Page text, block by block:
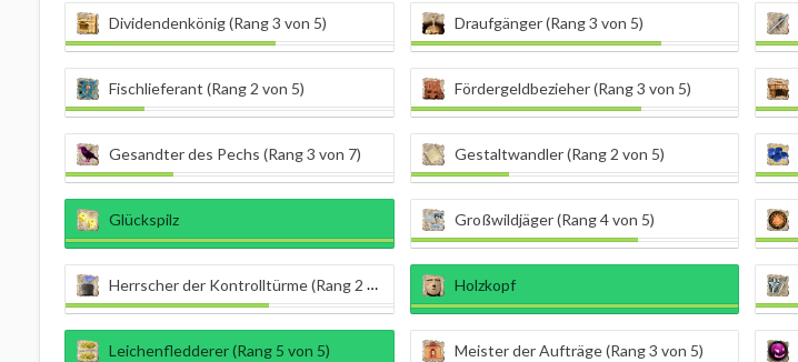
Dividendenkönig (Rang 3 von 5) Draufgänger (Rang 3 von 5)
Fischlieferant (Rang 2 von 5) Fördergeldbezieher (Rang 3 von 5)
Gesandter des Pechs (Rang 3 von 7) Gestaltwandler (Rang 2 von 5)
Glückspilz Großwildjäger (Rang 4 von 5)
Herrscher der Kontrolltürme (Rang 2 von 5) Holzkopf
Leichenfledderer (Rang 5 von 5) Meister der Aufträge (Rang 3 von 5)